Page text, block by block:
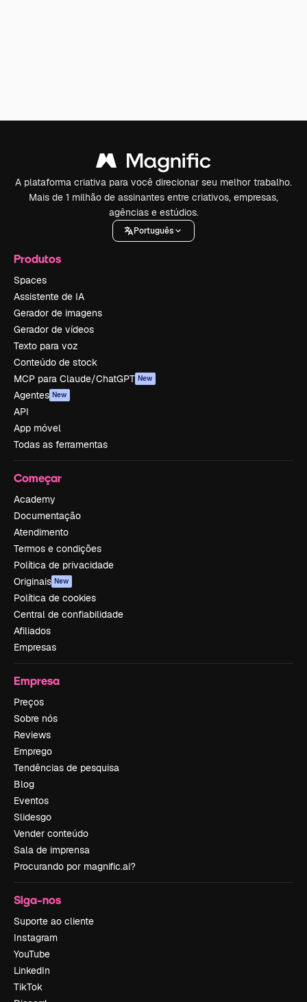
A plataforma criativa para você direcionar seu melhor trabalho.
Mais de 1 milhão de assinantes entre criativos, empresas,
agências e estúdios.
Português
Produtos
Spaces
Assistente de IA
Gerador de imagens
Gerador de vídeos
Texto para voz
Conteúdo de stock
MCP para Claude/ChatGPT New
Agentes New
API
App móvel
Todas as ferramentas
Começar
Academy
Documentação
Atendimento
Termos e condições
Política de privacidade
Originais New
Política de cookies
Central de confiabilidade
Afiliados
Empresas
Empresa
Preços
Sobre nós
Reviews
Emprego
Tendências de pesquisa
Blog
Eventos
Slidesgo
Vender conteúdo
Sala de imprensa
Procurando por magnific.ai?
Siga-nos
Suporte ao cliente
Instagram
YouTube
LinkedIn
TikTok